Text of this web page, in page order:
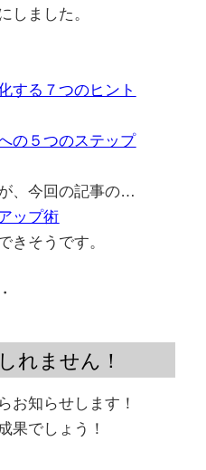
しました。
する７つのヒント
の５つのステップ
、今回の記事の…
ップ術
きそうです。
れません！
お知らせします！
果でしょう！